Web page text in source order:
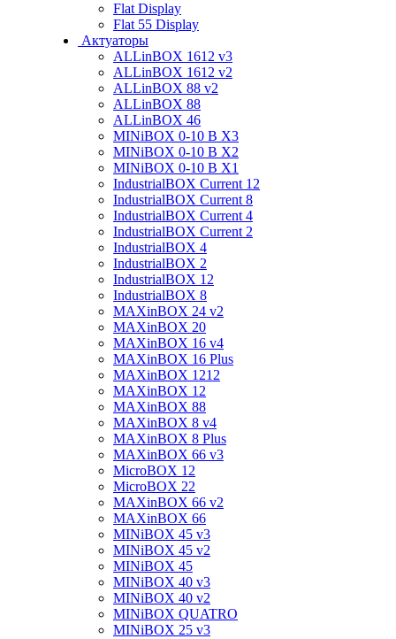
Flat Display
Flat 55 Display
Актуаторы
ALLinBOX 1612 v3
ALLinBOX 1612 v2
ALLinBOX 88 v2
ALLinBOX 88
ALLinBOX 46
MINiBOX 0-10 В X3
MINiBOX 0-10 В X2
MINiBOX 0-10 В X1
IndustrialBOX Current 12
IndustrialBOX Current 8
IndustrialBOX Current 4
IndustrialBOX Current 2
IndustrialBOX 4
IndustrialBOX 2
IndustrialBOX 12
IndustrialBOX 8
MAXinBOX 24 v2
MAXinBOX 20
MAXinBOX 16 v4
MAXinBOX 16 Plus
MAXinBOX 1212
MAXinBOX 12
MAXinBOX 88
MAXinBOX 8 v4
MAXinBOX 8 Plus
MAXinBOX 66 v3
MicroBOX 12
MicroBOX 22
MAXinBOX 66 v2
MAXinBOX 66
MINiBOX 45 v3
MINiBOX 45 v2
MINiBOX 45
MINiBOX 40 v3
MINiBOX 40 v2
MINiBOX QUATRO
MINiBOX 25 v3